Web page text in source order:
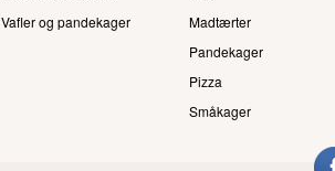
Vafler og pandekager
Madtærter
Pandekager
Pizza
Småkager